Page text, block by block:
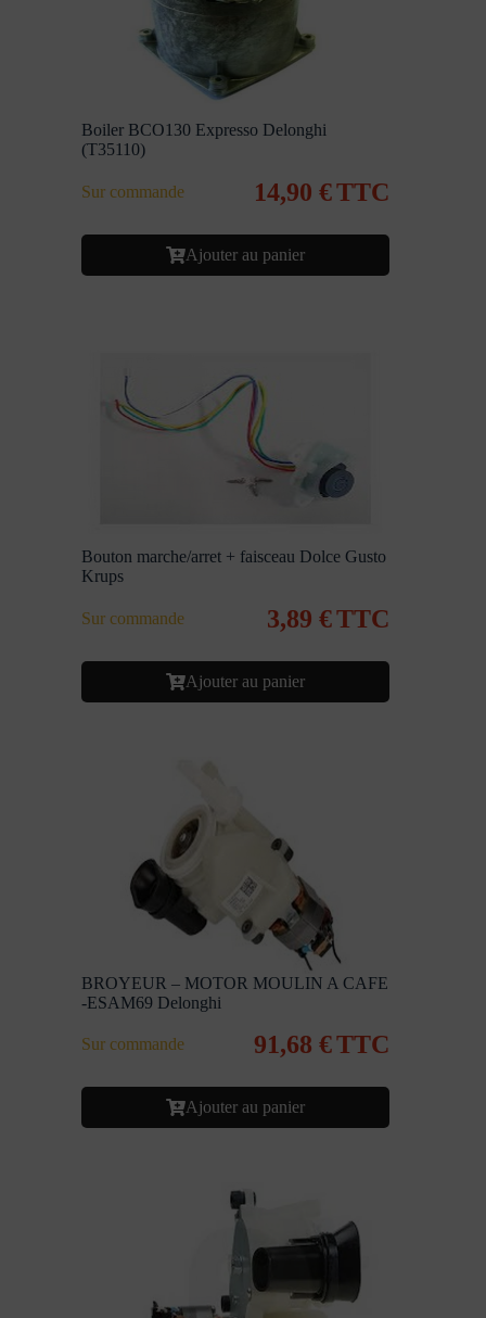
Boiler BCO130 Expresso Delonghi
(T35110)
Sur commande 14,90 €TTC
Ajouter au panier
Bouton marche/arret + faisceau Dolce Gusto
Krups
Sur commande 3,89 €TTC
Ajouter au panier
BROYEUR – MOTOR MOULIN A CAFE
-ESAM69 Delonghi
Sur commande 91,68 €TTC
Ajouter au panier